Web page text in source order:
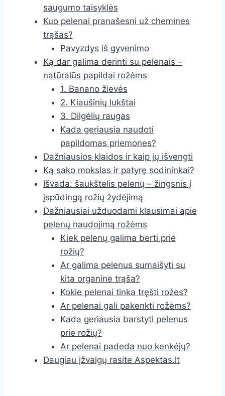
saugumo taisyklės
Kuo pelenai pranašesni už chemines
trąšas?
Pavyzdys iš gyvenimo
Ką dar galima derinti su pelenais –
natūralūs papildai rožėms
1. Banano žievės
2. Kiaušinių lukštai
3. Dilgėlių raugas
Kada geriausia naudoti
papildomas priemones?
Dažniausios klaidos ir kaip jų išvengti
Ką sako mokslas ir patyrę sodininkai?
Išvada: šaukštelis pelenų – žingsnis į
įspūdingą rožių žydėjimą
Dažniausiai užduodami klausimai apie
pelenų naudojimą rožėms
Kiek pelenų galima berti prie
rožių?
Ar galima pelenus sumaišyti su
kita organine trąša?
Kokie pelenai tinka tręšti rožes?
Ar pelenai gali pakenkti rožėms?
Kada geriausia barstyti pelenus
prie rožių?
Ar pelenai padeda nuo kenkėjų?
Daugiau įžvalgų rasite Aspektas.lt